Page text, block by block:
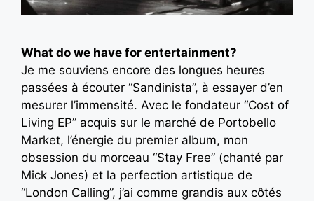
What do we have for entertainment?
Je me souviens encore des longues heures
passées à écouter “Sandinista”, à essayer d’en
mesurer l’immensité. Avec le fondateur “Cost of
Living EP” acquis sur le marché de Portobello
Market, l’énergie du premier album, mon
obsession du morceau “Stay Free” (chanté par
Mick Jones) et la perfection artistique de
“London Calling”, j’ai comme grandis aux côtés